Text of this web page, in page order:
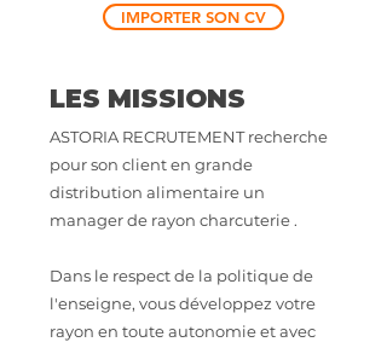
IMPORTER SON CV
LES MISSIONS
ASTORIA RECRUTEMENT recherche
pour son client en grande
distribution alimentaire un
manager de rayon charcuterie .
Dans le respect de la politique de
l'enseigne, vous développez votre
rayon en toute autonomie et avec